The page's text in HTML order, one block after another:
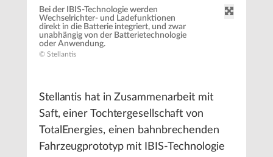
Bei der IBIS-Technologie werden
Wechselrichter- und Ladefunktionen
direkt in die Batterie integriert, und zwar
unabhängig von der Batterietechnologie
oder Anwendung.
© Stellantis
Stellantis hat in Zusammenarbeit mit
Saft, einer Tochtergesellschaft von
TotalEnergies, einen bahnbrechenden
Fahrzeugprototyp mit IBIS-Technologie